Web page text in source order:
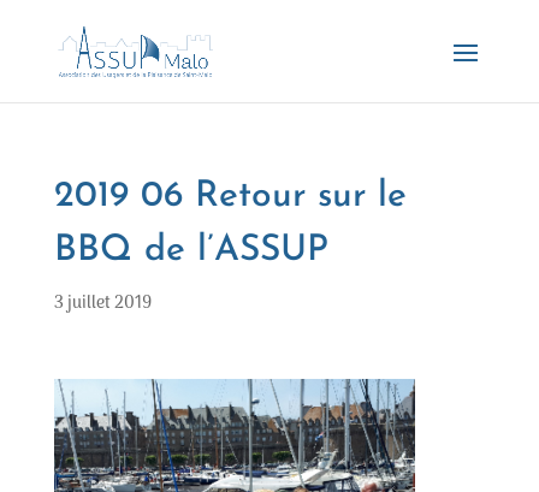
2019 06 Retour sur le
BBQ de l’ASSUP
3 juillet 2019